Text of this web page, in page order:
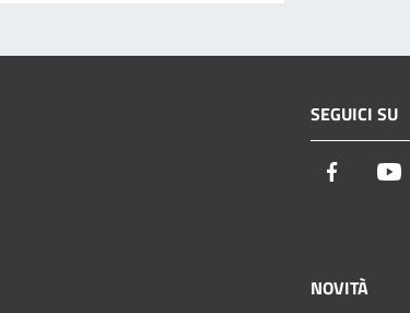
SEGUICI SU
Facebook
NOVITÀ